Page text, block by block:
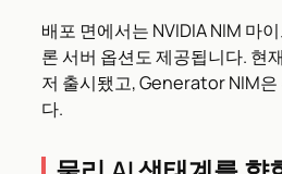
배포 면에서는 NVIDIA NIM 마
론 서버 옵션도 제공됩니다. 현
저 출시됐고, Generator NIM은
다.